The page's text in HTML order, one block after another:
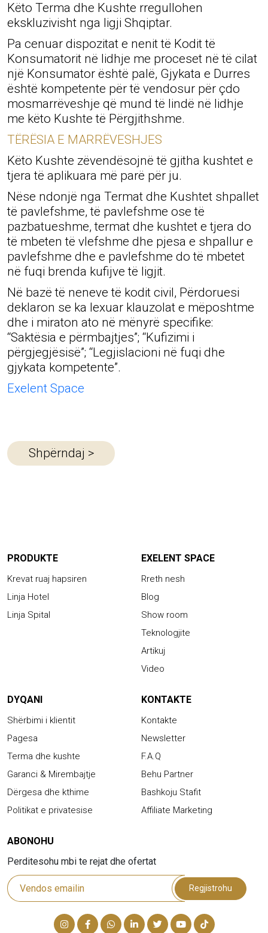
Këto Terma dhe Kushte rregullohen
ekskluzivisht nga ligji Shqiptar.
Pa cenuar dispozitat e nenit të Kodit të
Konsumatorit në lidhje me proceset në të cilat
një Konsumator është palë, Gjykata e Durres
është kompetente për të vendosur për çdo
mosmarrëveshje që mund të lindë në lidhje
me këto Kushte të Përgjithshme.
TËRËSIA E MARRËVESHJES
Këto Kushte zëvendësojnë të gjitha kushtet e
tjera të aplikuara më parë për ju.
Nëse ndonjë nga Termat dhe Kushtet shpallet
të pavlefshme, të pavlefshme ose të
pazbatueshme, termat dhe kushtet e tjera do
të mbeten të vlefshme dhe pjesa e shpallur e
pavlefshme dhe e pavlefshme do të mbetet
në fuqi brenda kufijve të ligjit.
Në bazë të neneve të kodit civil, Përdoruesi
deklaron se ka lexuar klauzolat e mëposhtme
dhe i miraton ato në mënyrë specifike:
“Saktësia e përmbajtjes”; “Kufizimi i
përgjegjësisë”; “Legjislacioni në fuqi dhe
gjykata kompetente”.
Exelent Space
Shpërndaj >
PRODUKTE
Krevat ruaj hapsiren
Linja Hotel
Linja Spital
EXELENT SPACE
Rreth nesh
Blog
Show room
Teknologjite
Artikuj
Video
DYQANI
Shërbimi i klientit
Pagesa
Terma dhe kushte
Garanci & Mirembajtje
Dërgesa dhe kthime
Politikat e privatesise
KONTAKTE
Kontakte
Newsletter
F.A.Q
Behu Partner
Bashkoju Stafit
Affiliate Marketing
ABONOHU
Perditesohu mbi te rejat dhe ofertat
Regjistrohu